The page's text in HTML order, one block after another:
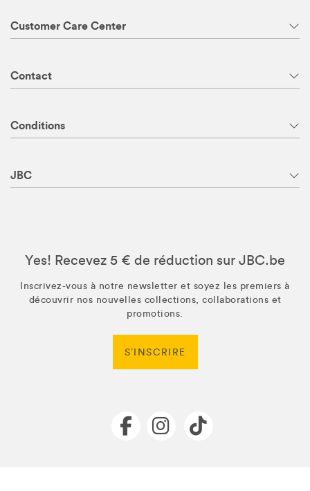
Customer Care Center
Contact
Conditions
JBC
Yes! Recevez 5 € de réduction sur JBC.be
Inscrivez-vous à notre newsletter et soyez les premiers à
découvrir nos nouvelles collections, collaborations et
promotions.
S’INSCRIRE